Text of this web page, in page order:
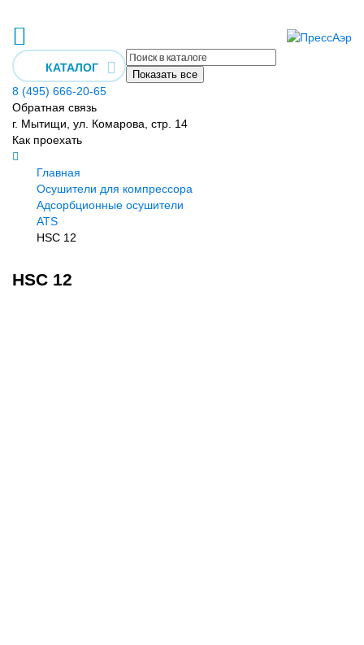
КАТАЛОГ
Показать все
8 (495) 666-20-65
Обратная связь
г. Мытищи, ул. Комарова, стр. 14
Как проехать
Главная
Осушители для компрессора
Адсорбционные осушители
ATS
HSС 12
HSС 12